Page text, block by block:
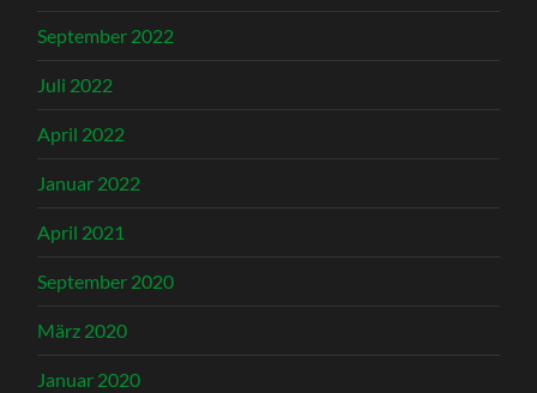
September 2022
Juli 2022
April 2022
Januar 2022
April 2021
September 2020
März 2020
Januar 2020